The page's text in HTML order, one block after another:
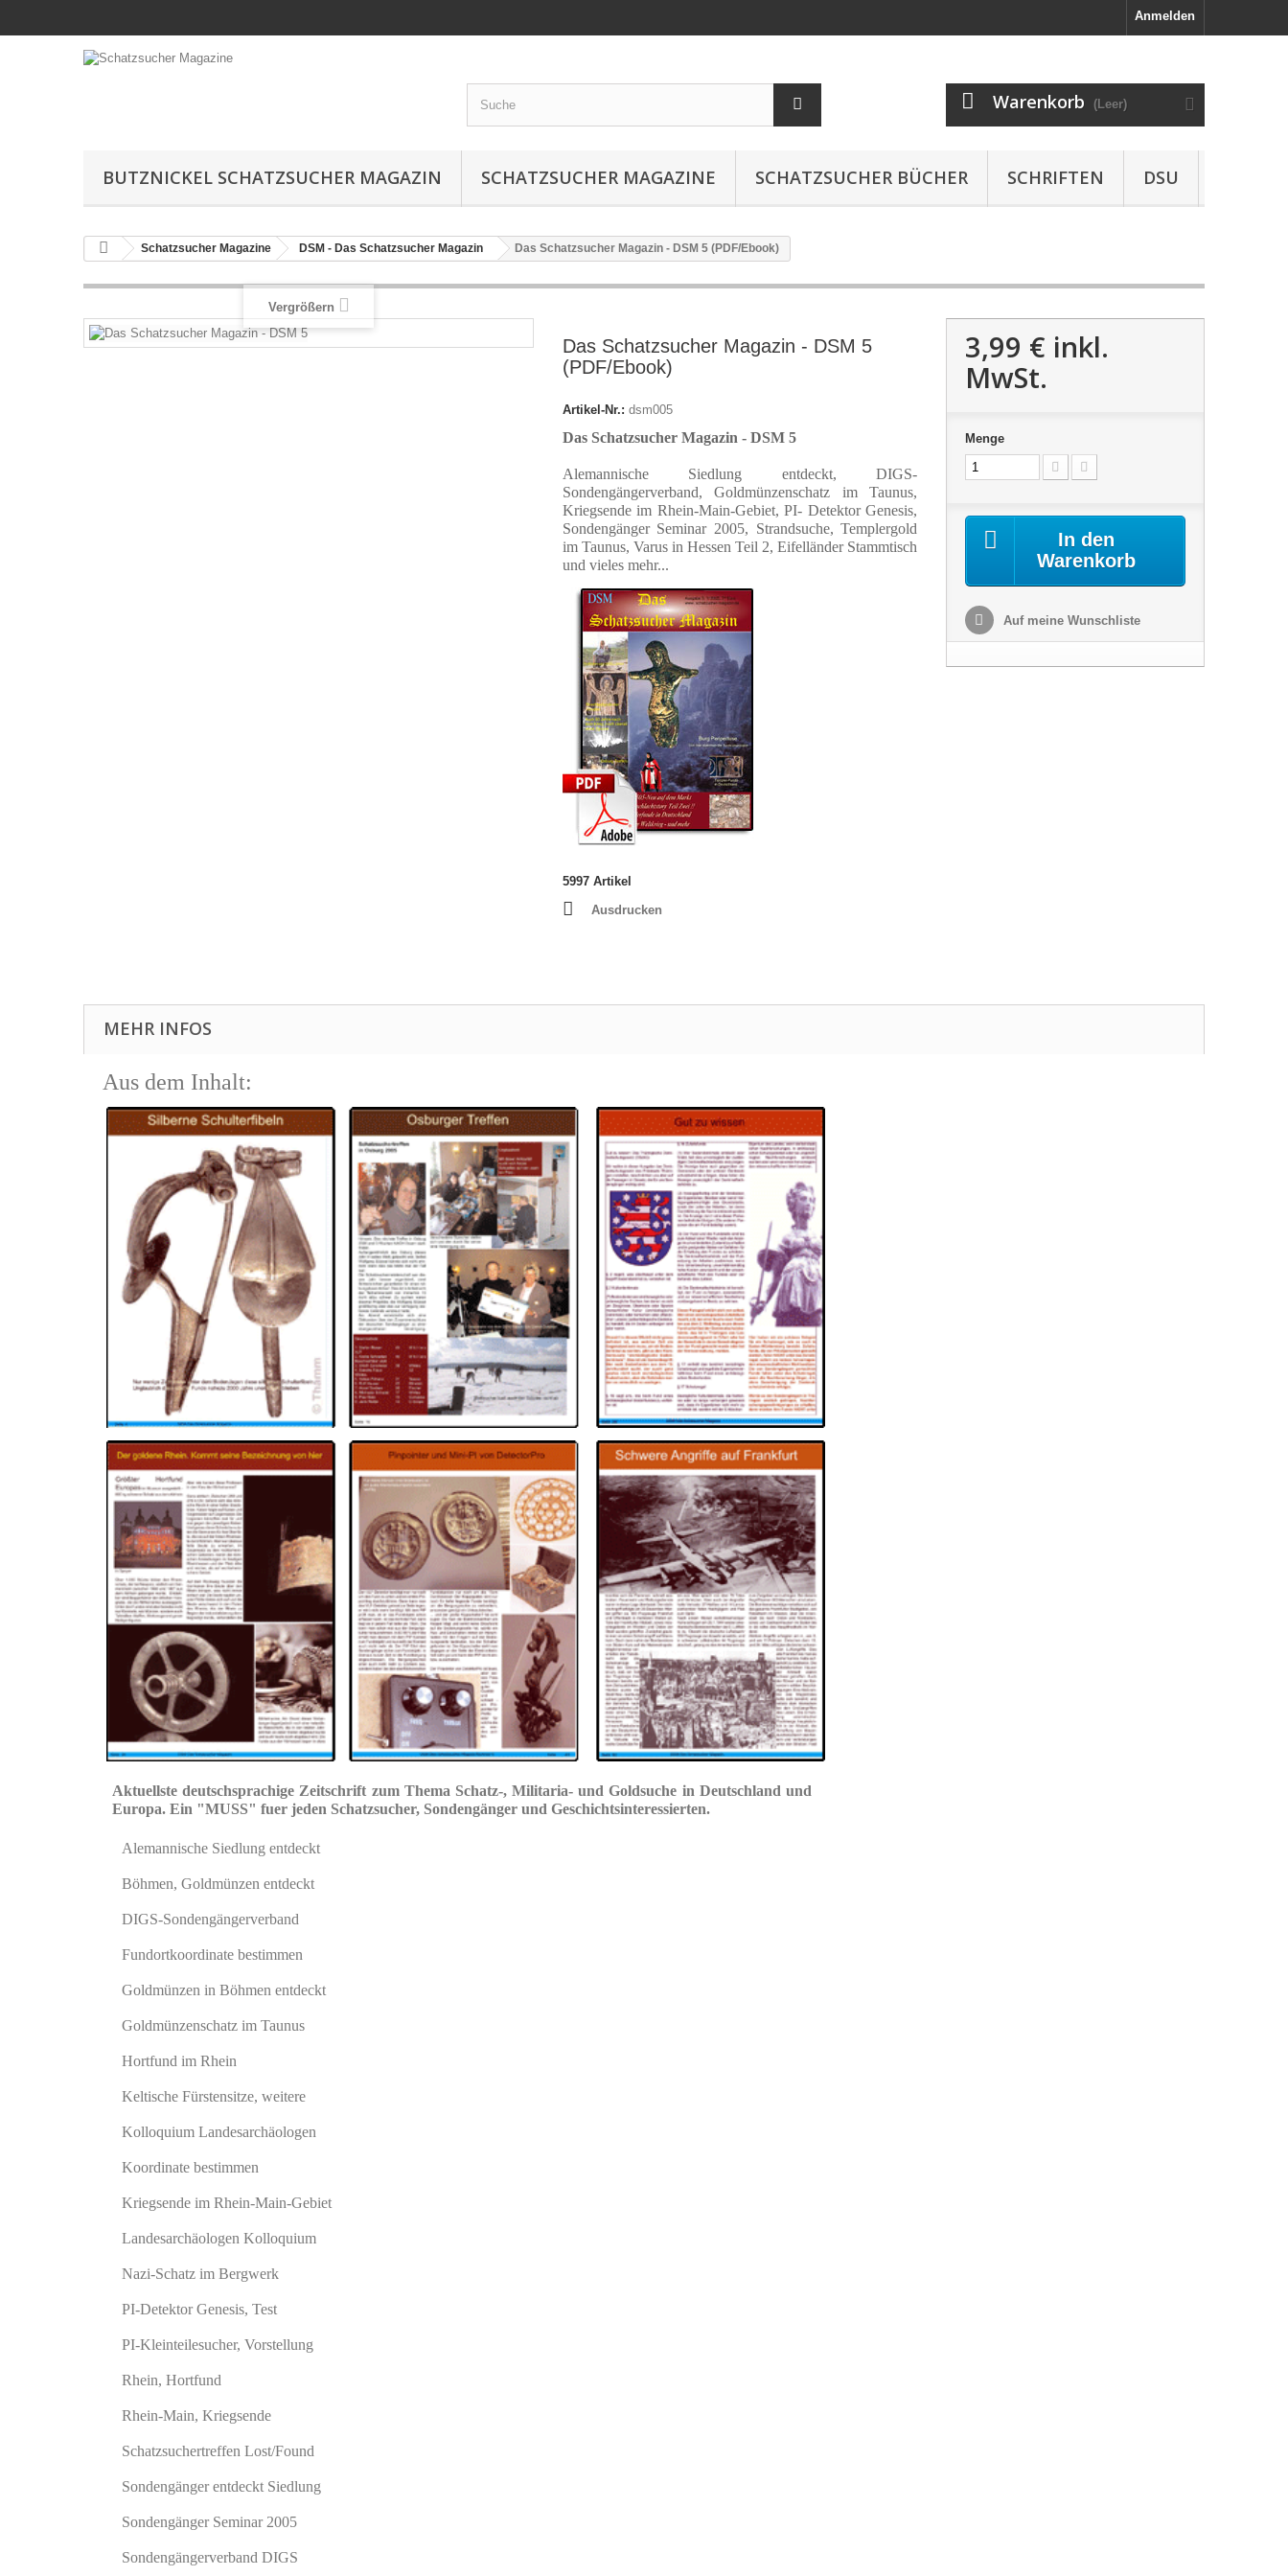
Anmelden
Warenkorb (Leer)
BUTZNICKEL SCHATZSUCHER MAGAZIN SCHATZSUCHER MAGAZINE SCHATZSUCHER BÜCHER SCHRIFTEN DSU
Schatzsucher Magazine DSM - Das Schatzsucher Magazin Das Schatzsucher Magazin - DSM 5 (PDF/Ebook)
Vergrößern
Das Schatzsucher Magazin - DSM 5
(PDF/Ebook)
Artikel-Nr.: dsm005
Das Schatzsucher Magazin - DSM 5
Alemannische Siedlung entdeckt, DIGS-
Sondengängerverband,Goldmünzenschatz im Taunus,
Kriegsende im Rhein-Main-Gebiet,PI- Detektor Genesis,
Sondengänger Seminar 2005, Strandsuche, Templergold
im Taunus, Varus in Hessen Teil 2, Eifelländer Stammtisch
und vieles mehr...
5997 Artikel
Ausdrucken
3,99 € inkl.
MwSt.
Menge
In den
Warenkorb
Auf meine Wunschliste
MEHR INFOS
Aus dem Inhalt:
Aktuellste deutschsprachige Zeitschrift zum Thema Schatz-, Militaria- und Goldsuche in Deutschland und
Europa. Ein "MUSS" fuer jeden Schatzsucher, Sondengänger und Geschichtsinteressierten.
Alemannische Siedlung entdeckt
Böhmen, Goldmünzen entdeckt
DIGS-Sondengängerverband
Fundortkoordinate bestimmen
Goldmünzen in Böhmen entdeckt
Goldmünzenschatz im Taunus
Hortfund im Rhein
Keltische Fürstensitze, weitere
Kolloquium Landesarchäologen
Koordinate bestimmen
Kriegsende im Rhein-Main-Gebiet
Landesarchäologen Kolloquium
Nazi-Schatz im Bergwerk
PI-Detektor Genesis, Test
PI-Kleinteilesucher, Vorstellung
Rhein, Hortfund
Rhein-Main, Kriegsende
Schatzsuchertreffen Lost/Found
Sondengänger entdeckt Siedlung
Sondengänger Seminar 2005
Sondengängerverband DIGS